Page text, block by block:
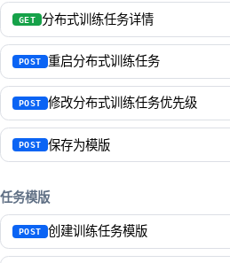
GET 分布式训练任务详情
POST 重启分布式训练任务
POST 修改分布式训练任务优先级
POST 保存为模版
任务模版
POST 创建训练任务模版